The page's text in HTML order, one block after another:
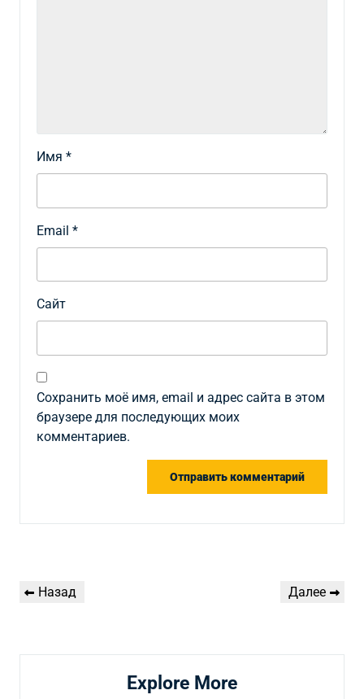
Имя *
Email *
Сайт
Сохранить моё имя, email и адрес сайта в этом
браузере для последующих моих
комментариев.
по
Предыдущая
Назад
Следующая
Далее
Explore More